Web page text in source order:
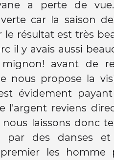
a perte de
car la saison
le résultat est très
il y avais aussi
avant de
nous propose la
évidement
l'argent reviens
laissons donc
par des danses et
les homme